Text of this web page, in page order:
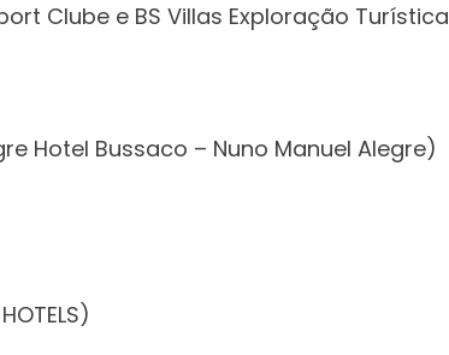
Clube e BS Villas Exploração Turística
Hotel Bussaco – Nuno Manuel Alegre)